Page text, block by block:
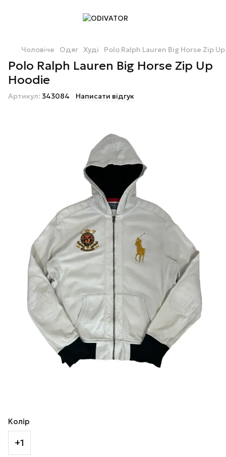
Чоловіче Одяг Худі Polo Ralph Lauren Big Horse Zip
Polo Ralph Lauren Big Horse Zip Up
Hoodie
Артикул: 343084 Написати відгук
Колір
+1